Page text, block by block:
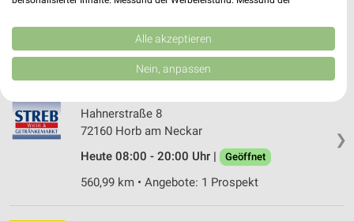
Heute 08:00 - 20:00 Uhr | Geöffnet
565,37 km
❯
Hahnerstraße 8
72160 Horb am Neckar
Heute 08:00 - 20:00 Uhr |
Geöffnet
560,99 km • Angebote: 1 Prospekt
Kombinationen von Daten aus verschiedenen Quellen. Entwicklung und
Verbesserung der Angebote. Verwendung reduzierter Daten zur Auswahl
von Inhalten.
Daten können außerhalb der Europäischen Union weitergegeben und in die
Website/App.
Partnerliste anzeigen (1 IAB-Anbieter)
Speichern von oder Zugriff auf Informationen
Alle akzeptieren
Nein, anpassen